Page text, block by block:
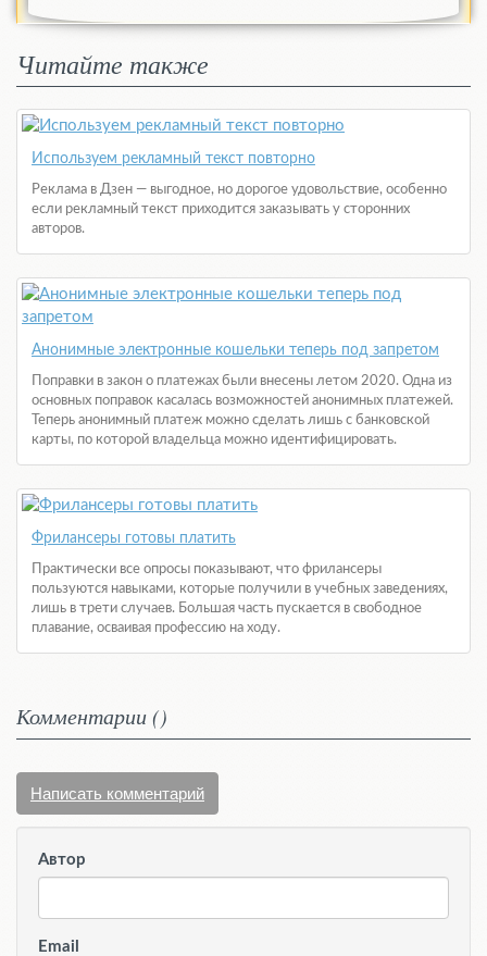
Читайте также
Используем рекламный текст повторно
Реклама в Дзен — выгодное, но дорогое удовольствие, особенно
если рекламный текст приходится заказывать у сторонних
авторов.
Анонимные электронные кошельки теперь под запретом
Поправки в закон о платежах были внесены летом 2020. Одна из
основных поправок касалась возможностей анонимных платежей.
Теперь анонимный платеж можно сделать лишь с банковской
карты, по которой владельца можно идентифицировать.
Фрилансеры готовы платить
Практически все опросы показывают, что фрилансеры
пользуются навыками, которые получили в учебных заведениях,
лишь в трети случаев. Большая часть пускается в свободное
плавание, осваивая профессию на ходу.
Комментарии ()
Написать комментарий
Автор
Email